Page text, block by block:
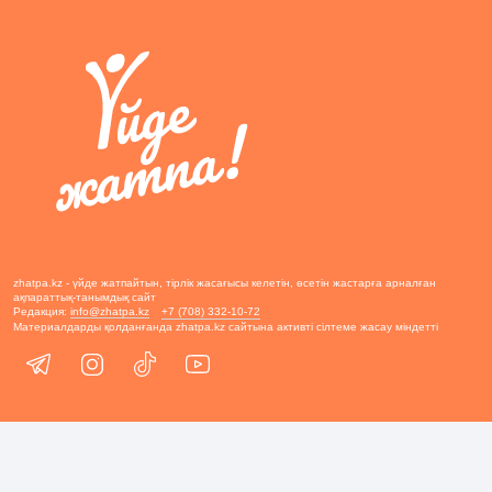
zhatpa.kz - үйде жатпайтын, тірлік жасағысы келетін, өсетін жастарға арналған
ақпараттық-танымдық сайт
Редакция: info@zhatpa.kz
+7 (708) 332-10-72
Материалдарды қолданғанда zhatpa.kz сайтына активті сілтеме жасау міндетті